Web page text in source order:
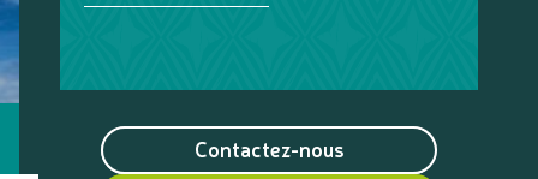
Contactez-nous